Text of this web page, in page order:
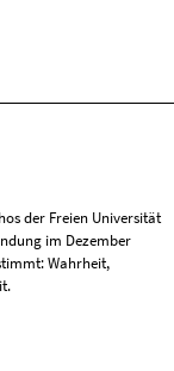
der Freien Universität
im Dezember
Wahrheit,